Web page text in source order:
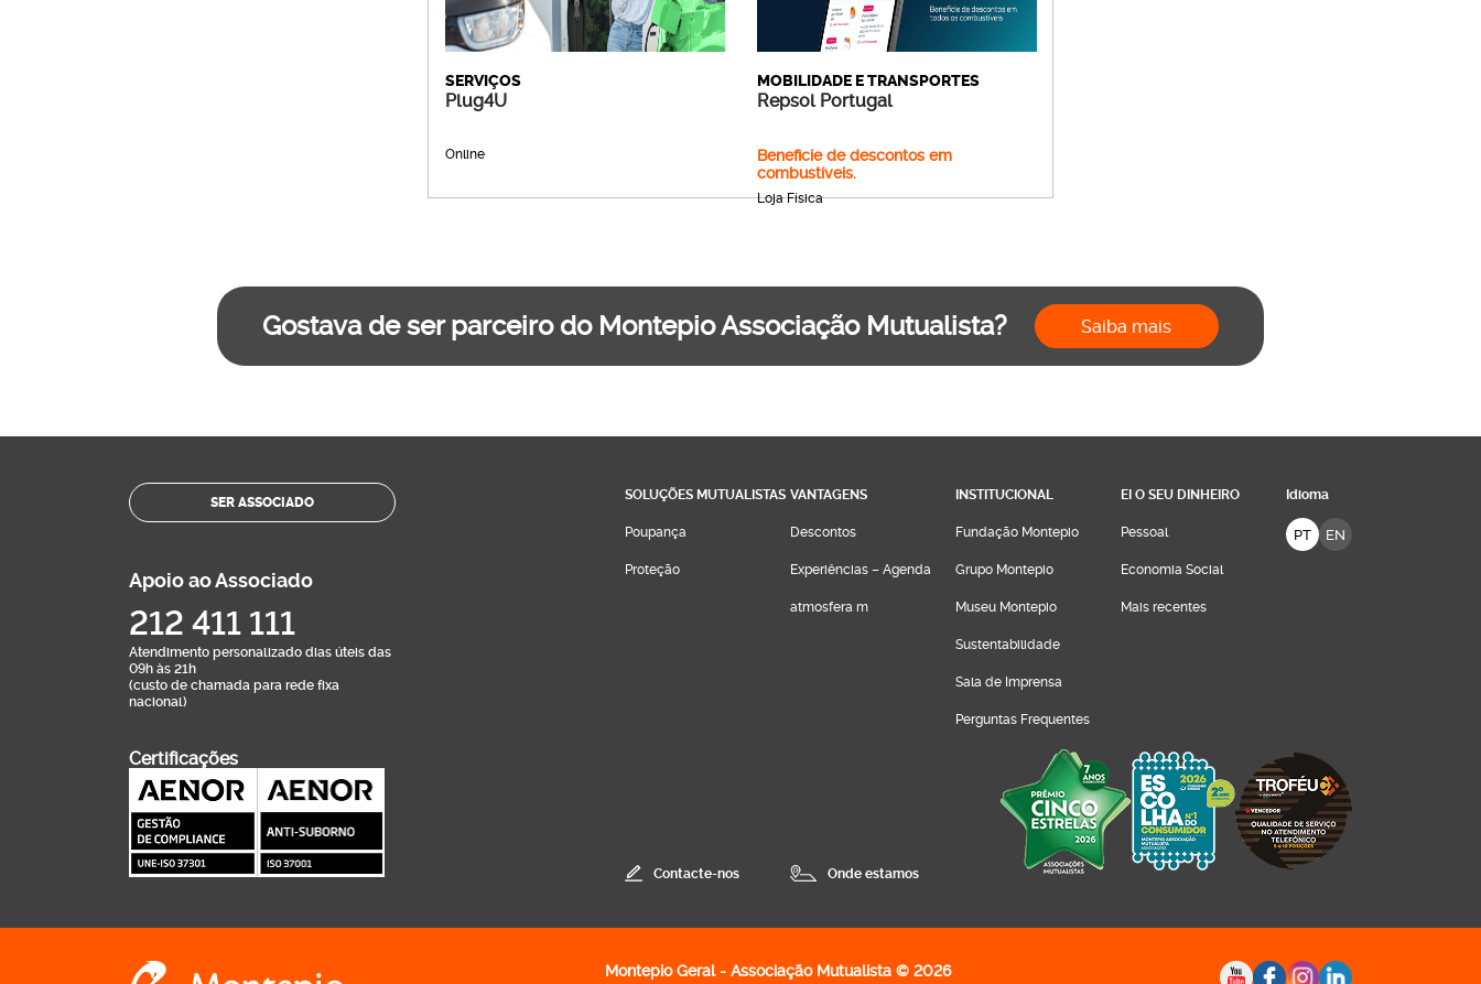
SERVIÇOS
Plug4U
Online
MOBILIDADE E TRANSPORTES
Repsol Portugal
Beneficie de descontos em
combustíveis.
Loja Física
Gostava de ser parceiro do Montepio Associação Mutualista? Saiba mais
SER ASSOCIADO
Apoio ao Associado
212 411 111
Atendimento personalizado dias úteis das
09h às 21h
(custo de chamada para rede fixa
nacional)
Certificações
SOLUÇÕES MUTUALISTAS
Poupança
Proteção
VANTAGENS
Descontos
Experiências – Agenda
atmosfera m
INSTITUCIONAL
Fundação Montepio
Grupo Montepio
Museu Montepio
Sustentabilidade
Sala de Imprensa
Perguntas Frequentes
EI O SEU DINHEIRO
Pessoal
Economia Social
Mais recentes
Idioma
PT EN
Contacte-nos Onde estamos
Logo Montepio Associação Mutualista - link para Montepio.orgMontepio Geral - Associação Mutualista © 2026